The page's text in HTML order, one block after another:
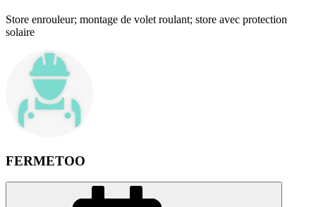
Store enrouleur; montage de volet roulant; store avec protection
solaire
FERMETOO